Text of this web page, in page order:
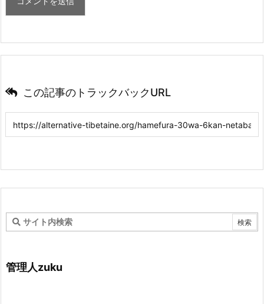
この記事のトラックバックURL
管理人zuku